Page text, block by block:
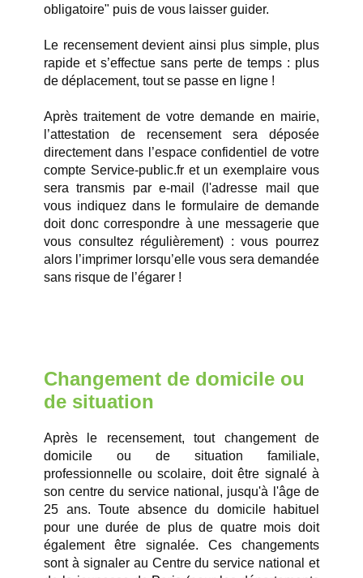
obligatoire" puis de vous laisser guider.
Le recensement devient ainsi plus simple, plus
rapide et s’effectue sans perte de temps : plus
de déplacement, tout se passe en ligne !
Après traitement de votre demande en mairie,
l’attestation de recensement sera déposée
directement dans l’espace confidentiel de votre
compte Service-public.fr et un exemplaire vous
sera transmis par e-mail (l'adresse mail que
vous indiquez dans le formulaire de demande
doit donc correspondre à une messagerie que
vous consultez régulièrement) : vous pourrez
alors l’imprimer lorsqu’elle vous sera demandée
sans risque de l’égarer !
Changement de domicile ou
de situation
Après le recensement, tout changement de
domicile ou de situation familiale,
professionnelle ou scolaire, doit être signalé à
son centre du service national, jusqu'à l'âge de
25 ans. Toute absence du domicile habituel
pour une durée de plus de quatre mois doit
également être signalée. Ces changements
sont à signaler au Centre du service national et